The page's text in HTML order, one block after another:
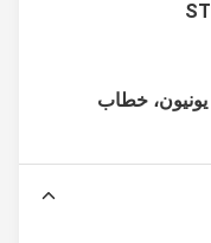
خطاب